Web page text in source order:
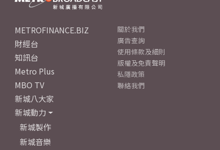
METROFINANCE.BIZ
財經台
知訊台
Metro Plus
MBO TV
新城八大家
新城動力
新城製作
新城音樂
關於我們
廣告查詢
使用條款及細則
版權及免責聲明
私隱政策
聯絡我們